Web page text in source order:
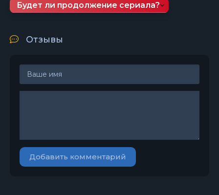
Будет ли продолжение сериала?
Отзывы
Добавить комментарий